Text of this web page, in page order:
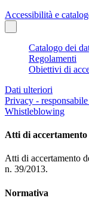
Accessibilità e
Catalogo dei
Regolamenti
Obiettivi di
Dati ulteriori
Privacy -
Whistleblowing
Atti di
Atti di accertamento
n. 39/2013.
Normativa